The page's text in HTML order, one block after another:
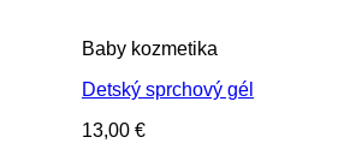
Baby kozmetika
Detský sprchový gél
13,00 €